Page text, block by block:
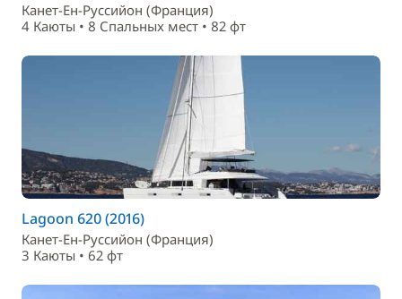
Канет-Ен-Руссийон (Франция)
4 Каюты • 8 Спальныx мест • 82 фт
Lagoon 620 (2016)
Канет-Ен-Руссийон (Франция)
3 Каюты • 62 фт